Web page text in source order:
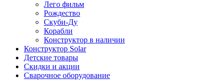
Лего фильм
Рождество
Скуби-Ду
Корабли
Конструктор в наличии
Конструктор Solar
Детские товары
Скидки и акции
Сварочное оборудование